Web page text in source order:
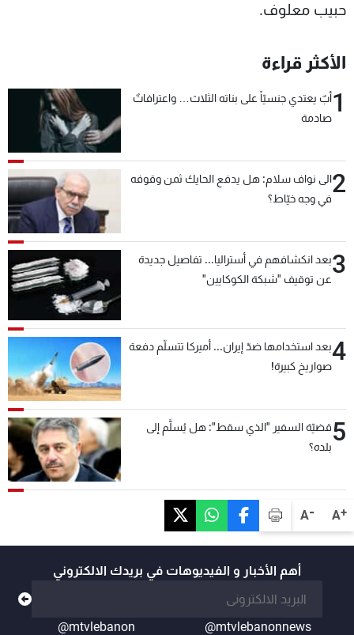
A+
A-
حبيب معلوف.
الأكثر قراءة
1أبٌ يعتدي جنسيّاً على بناته الثلاث… واعترافاتٌ
صادمة
2الى نواف سلام: هل يدفع الحايك ثمن وقوفه
في وجه خيّاط؟
3بعد انكشافهم في أستراليا... تفاصيل جديدة
عن توقيف "شبكة الكوكايين"
4بعد استخدامها ضدّ إيران... أميركا تتسلّم دفعة
صواريخ كبيرة!
5قضيّة السفير "الذي سقط": هل يُسلَّم إلى
بلده؟
أهم الأخبار و الفيديوهات في بريدك الالكتروني
@mtvlebanonnews
@mtvlebanon